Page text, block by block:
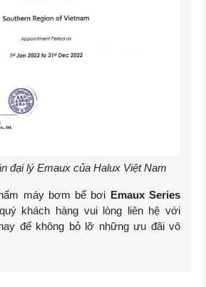
đại lý Emaux của Halux Việt Nam
máy bơm bể bơi Emaux Series
khách hàng vui lòng liên hệ với
để không bỏ lỡ những ưu đãi vô